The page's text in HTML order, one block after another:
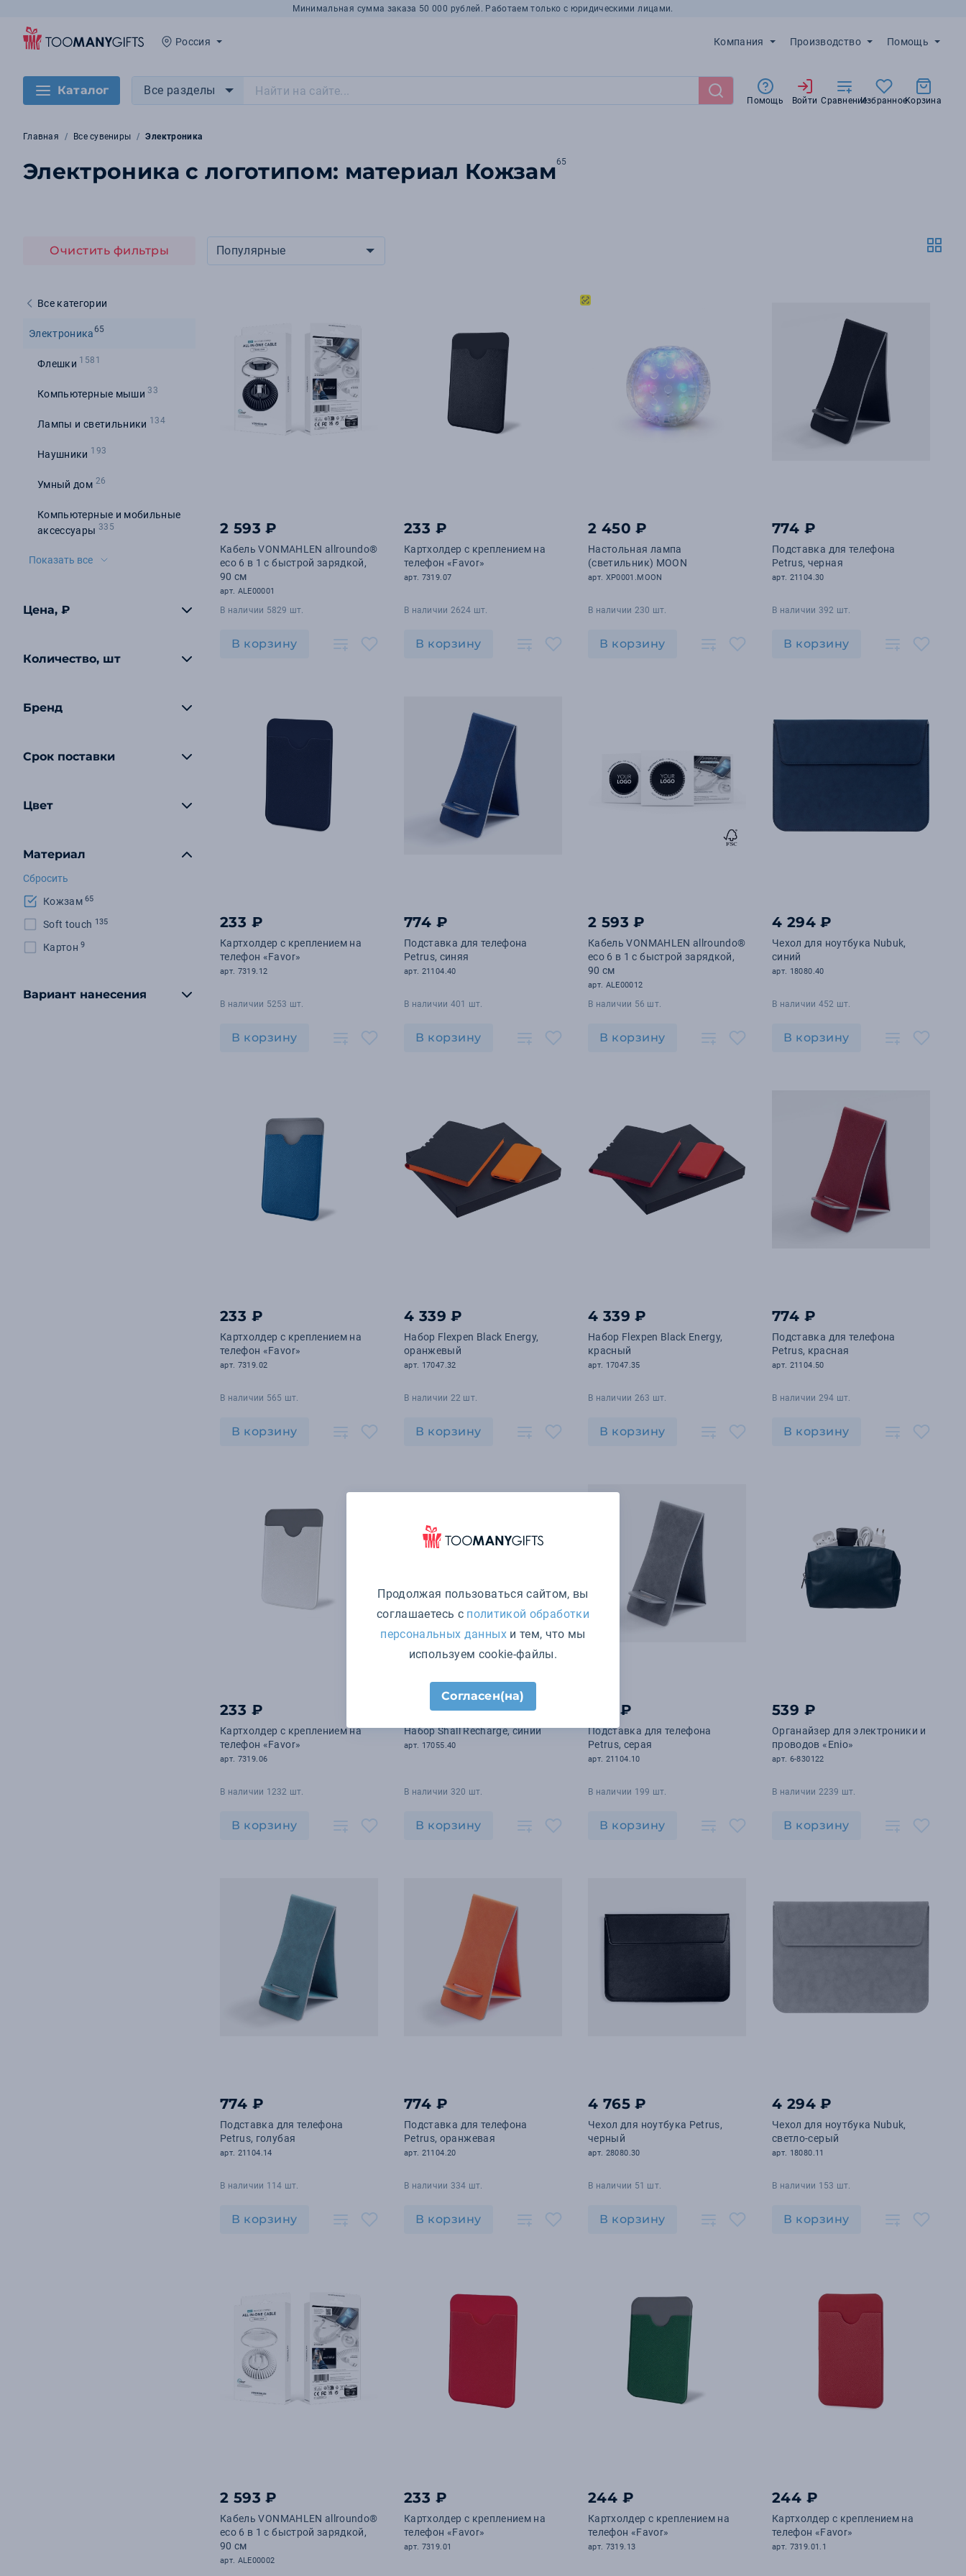
Минимальная сумма заказа 50 000 рублей. Работаем только с юридическими лицами.
Россия Компания Производство Помощь
Каталог Все разделы
Помощь Войти СравнениеИзбранноеКорзина
Главная Все сувениры Электроника
Электроника с логотипом: материал Кожзам65
Очистить фильтры
Все категории
Электроника65
Флешки 1581
Компьютерные мыши 33
Лампы и светильники 134
Наушники 193
Умный дом 26
Компьютерные и мобильные
аксессуары 335
Показать все
Цена, ₽
Количество, шт
Бренд
Срок поставки
Цвет
Материал
Сбросить
Кожзам 65
Soft touch 135
Картон 9
Вариант нанесения
Популярные
2 593 ₽
Кабель VONMAHLEN allroundo®
eco 6 в 1 с быстрой зарядкой,
90 см
арт. ALE00001
В наличии 5829 шт.
В корзину
233 ₽
Картхолдер с креплением на
телефон «Favor»
арт. 7319.07
В наличии 2624 шт.
В корзину
2 450 ₽
Настольная лампа
(светильник) MOON
арт. XP0001.MOON
В наличии 230 шт.
В корзину
774 ₽
Подставка для телефона
Petrus, черная
арт. 21104.30
В наличии 392 шт.
В корзину
233 ₽
Картхолдер с креплением на
телефон «Favor»
арт. 7319.12
В наличии 5253 шт.
В корзину
774 ₽
Подставка для телефона
Petrus, синяя
арт. 21104.40
В наличии 401 шт.
В корзину
2 593 ₽
Кабель VONMAHLEN allroundo®
eco 6 в 1 с быстрой зарядкой,
90 см
арт. ALE00012
В наличии 56 шт.
В корзину
4 294 ₽
Чехол для ноутбука Nubuk,
синий
арт. 18080.40
В наличии 452 шт.
В корзину
233 ₽
Картхолдер с креплением на
телефон «Favor»
арт. 7319.02
В наличии 565 шт.
В корзину
4 339 ₽
Набор Flexpen Black Energy,
оранжевый
арт. 17047.32
В наличии 22 шт.
В корзину
4 339 ₽
Набор Flexpen Black Energy,
красный
арт. 17047.35
В наличии 263 шт.
В корзину
774 ₽
Подставка для телефона
Petrus, красная
арт. 21104.50
В наличии 294 шт.
В корзину
233 ₽
Картхолдер с креплением на
телефон «Favor»
арт. 7319.06
В наличии 1232 шт.
В корзину
3 779 ₽
Набор Shall Recharge, синий
арт. 17055.40
В наличии 320 шт.
В корзину
774 ₽
Подставка для телефона
Petrus, серая
арт. 21104.10
В наличии 199 шт.
В корзину
539 ₽
Органайзер для электроники и
проводов «Enio»
арт. 6-830122
В наличии 2239 шт.
В корзину
774 ₽
Подставка для телефона
Petrus, голубая
арт. 21104.14
В наличии 114 шт.
В корзину
774 ₽
Подставка для телефона
Petrus, оранжевая
арт. 21104.20
В наличии 334 шт.
В корзину
4 765 ₽
Чехол для ноутбука Petrus,
черный
арт. 28080.30
В наличии 51 шт.
В корзину
4 294 ₽
Чехол для ноутбука Nubuk,
светло-серый
арт. 18080.11
В наличии 153 шт.
В корзину
2 593 ₽
Кабель VONMAHLEN allroundo®
eco 6 в 1 с быстрой зарядкой,
90 см
арт. ALE00002
233 ₽
Картхолдер с креплением на
телефон «Favor»
арт. 7319.01
244 ₽
Картхолдер с креплением на
телефон «Favor»
арт. 7319.13
244 ₽
Картхолдер с креплением на
телефон «Favor»
арт. 7319.01.1
Продолжая пользоваться сайтом, вы
соглашаетесь с политикой обработки
персональных данныхи тем, что мы
используем cookie-файлы.
Согласен(на)